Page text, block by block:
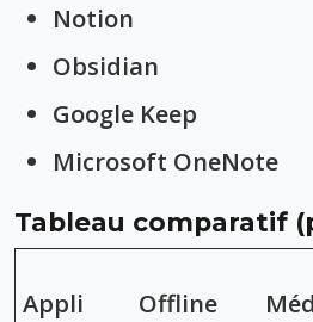
Notion
Obsidian
Google Keep
Microsoft OneNote
Tableau comparatif
Appli Offline